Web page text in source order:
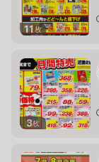
11枚
3枚